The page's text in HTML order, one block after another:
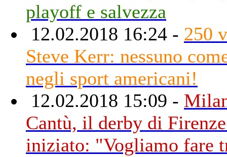
playoff e salvezza
12.02.2018 16:24 - 250
Steve Kerr: nessuno
negli sport americani!
12.02.2018 15:09 -
Cantù, il derby di
iniziato: "Vogliamo fare